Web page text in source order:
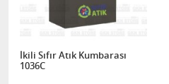
İkili Sıfır Atık Kumbarası
1036C